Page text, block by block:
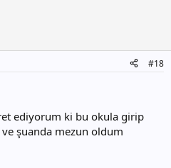
#18
ediyorum ki bu okula girip
şuanda mezun oldum